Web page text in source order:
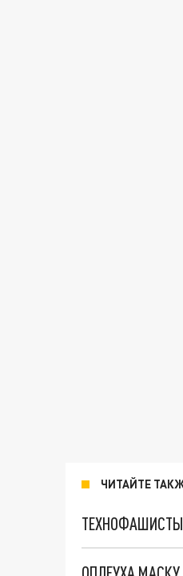
ЧИТАЙТЕ
ТЕХНОФАШИСТЫ